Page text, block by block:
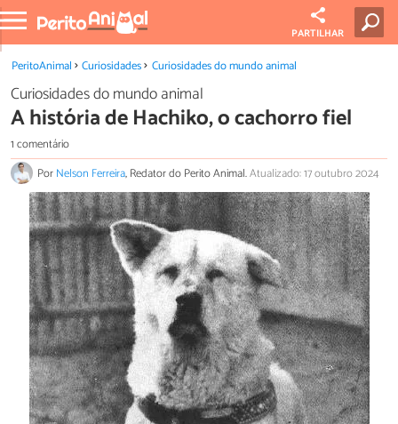
PARTILHAR
PeritoAnimal Curiosidades Curiosidades do mundo animal
Curiosidades do mundo animal
A história de Hachiko, o cachorro fiel
1 comentário
PorNelson Ferreira, Redator do Perito Animal.Atualizado: 17 outubro 2024